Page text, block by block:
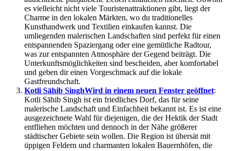
es vielleicht nicht viele Touristenattraktionen gibt, liegt der
Charme in den lokalen Märkten, wo du traditionelles
Kunsthandwerk und Textilien einkaufen kannst. Die
umliegenden malerischen Landschaften sind perfekt für einen
entspannenden Spaziergang oder eine gemütliche Radtour,
was zur entspannten Atmosphäre der Gegend beiträgt. Die
Unterkunftsmöglichkeiten sind bescheiden, aber komfortabel
und geben dir einen Vorgeschmack auf die lokale
Gastfreundschaft.
Kotli Sāhib SinghWird in einem neuen Fenster geöffnet:
Kotli Sāhib Singh ist ein friedliches Dorf, das für seine
malerische Landschaft und Einfachheit bekannt ist. Es ist eine
ausgezeichnete Wahl für diejenigen, die der Hektik der Stadt
entfliehen möchten und dennoch in der Nähe größerer
städtischer Gebiete sein wollen. Die Region ist übersät mit
üppigen Feldern und charmanten lokalen Bauernhöfen, die